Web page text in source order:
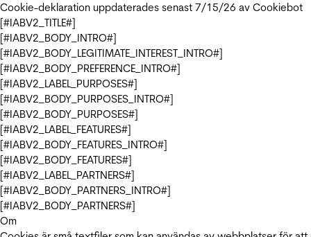
Cookie-deklaration uppdaterades senast 7/15/26 av Cookiebot
[#IABV2_TITLE#]
[#IABV2_BODY_INTRO#]
[#IABV2_BODY_LEGITIMATE_INTEREST_INTRO#]
[#IABV2_BODY_PREFERENCE_INTRO#]
[#IABV2_LABEL_PURPOSES#]
[#IABV2_BODY_PURPOSES_INTRO#]
[#IABV2_BODY_PURPOSES#]
[#IABV2_LABEL_FEATURES#]
[#IABV2_BODY_FEATURES_INTRO#]
[#IABV2_BODY_FEATURES#]
[#IABV2_LABEL_PARTNERS#]
[#IABV2_BODY_PARTNERS_INTRO#]
[#IABV2_BODY_PARTNERS#]
Om